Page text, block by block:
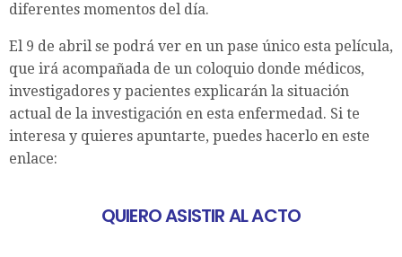
diferentes momentos del día.
El 9 de abril se podrá ver en un pase único esta película,
que irá acompañada de un coloquio donde médicos,
investigadores y pacientes explicarán la situación
actual de la investigación en esta enfermedad. Si te
interesa y quieres apuntarte, puedes hacerlo en este
enlace:
QUIERO ASISTIR AL ACTO